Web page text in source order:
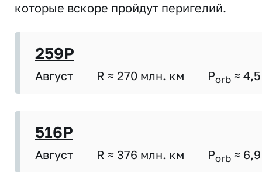
которые вскоре пройдут перигелий.
259P
Август R ≈ 270 млн. км Porb ≈ 4,5
516P
Август R ≈ 376 млн. км Porb ≈ 6,9